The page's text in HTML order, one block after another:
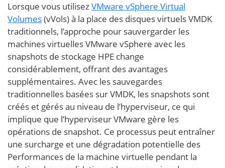
Lorsque vous utilisezVMware vSphere Virtual
Volumes(vVols) à la place des disques virtuels VMDK
traditionnels, l’approche pour sauvergarder les
machines virtuelles VMware vSphere avec les
snapshots de stockage HPE change
considérablement, offrant des avantages
supplémentaires. Avec les sauvegardes
traditionnelles basées sur VMDK, les snapshots sont
créés et gérés au niveau de l’hyperviseur, ce qui
implique que l’hyperviseur VMware gère les
opérations de snapshot. Ce processus peut entraîner
une surcharge et une dégradation potentielle des
Performances de la machine virtuelle pendant la